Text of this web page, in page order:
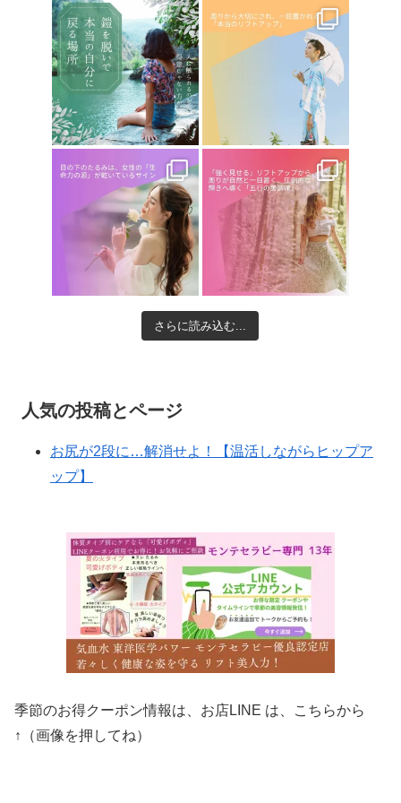
さらに読み込む...
人気の投稿とページ
お尻が2段に…解消せよ！【温活しながらヒップア
ップ】
季節のお得クーポン情報は、お店LINE は、こちらから
↑（画像を押してね）